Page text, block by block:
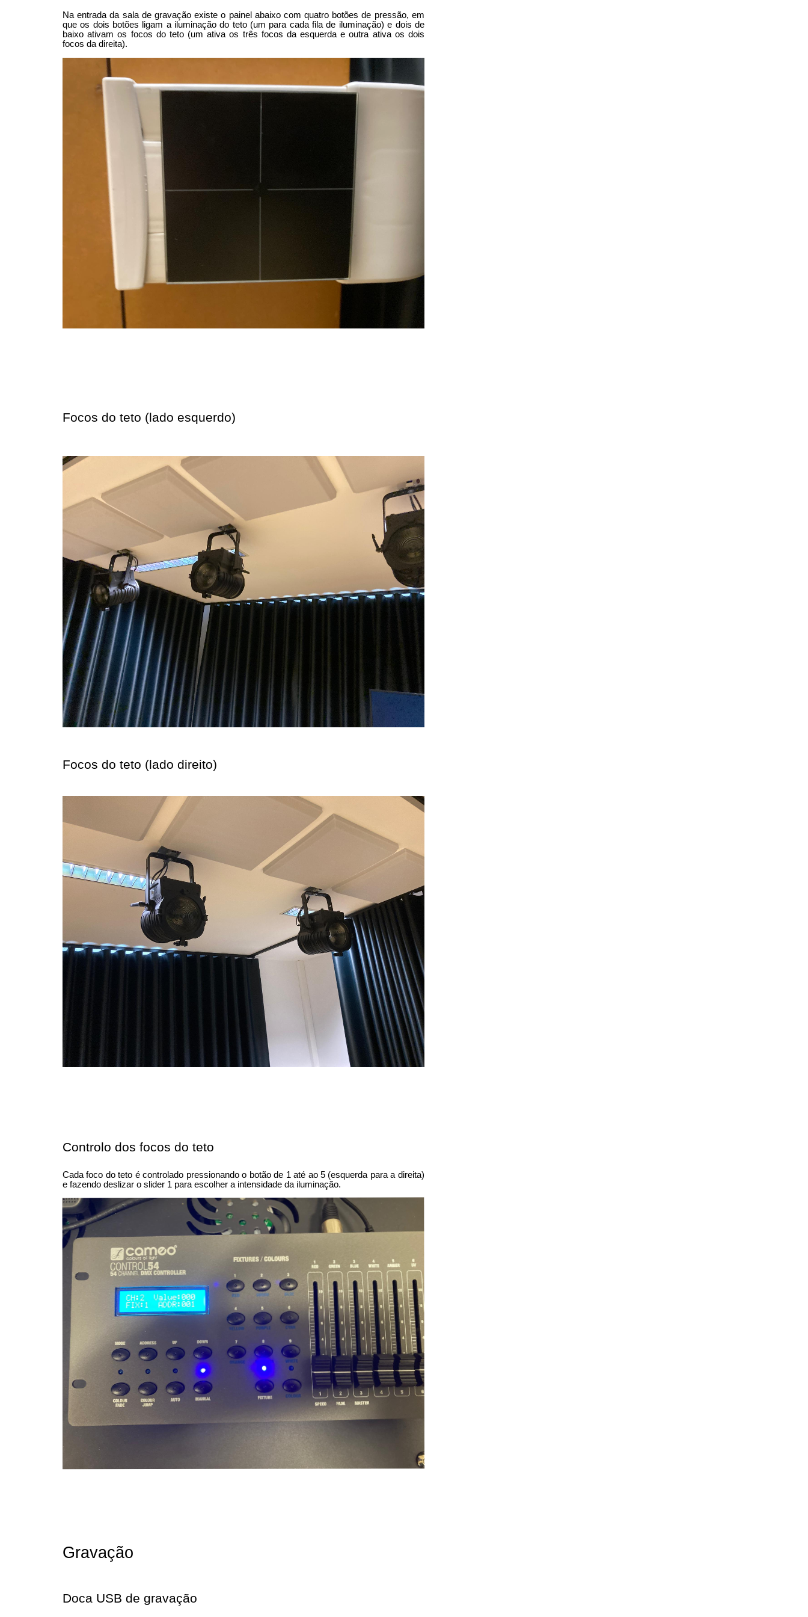
Na entrada da sala de gravação existe o painel abaixo com quatro botões de pressão, em
que os dois botões ligam a iluminação do teto (um para cada fila de iluminação) e dois de
baixo ativam os focos do teto (um ativa os três focos da esquerda e outra ativa os dois
focos da direita).
Focos do teto (lado esquerdo)
Focos do teto (lado direito)
Controlo dos focos do teto
Cada foco do teto é controlado pressionando o botão de 1 até ao 5 (esquerda para a direita)
e fazendo deslizar o slider 1 para escolher a intensidade da iluminação.
Gravação
Doca USB de gravação